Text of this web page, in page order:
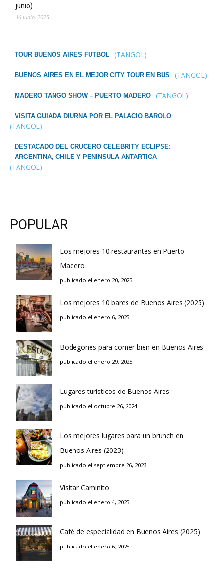
junio)
16 junio, 2025
TOUR BUENOS AIRES FUTBOL (TANGOL)
BUENOS AIRES EN EL MEJOR CITY TOUR EN BUS (TANGOL)
MADERO TANGO SHOW – PUERTO MADERO (TANGOL)
VISITA GUIADA DIURNA POR EL PALACIO BAROLO
(TANGOL)
DESTACADO DEL CRUCERO CELEBRITY ECLIPSE:
ARGENTINA, CHILE Y PENINSULA ANTARTICA
(TANGOL)
POPULAR
Los mejores 10 restaurantes en Puerto
Madero
publicado el enero 20, 2025
Los mejores 10 bares de Buenos Aires (2025)
publicado el enero 6, 2025
Bodegones para comer bien en Buenos Aires
publicado el enero 29, 2025
Lugares turísticos de Buenos Aires
publicado el octubre 26, 2024
Los mejores lugares para un brunch en
Buenos Aires (2023)
publicado el septiembre 26, 2023
Visitar Caminito
publicado el enero 4, 2025
Café de especialidad en Buenos Aires (2025)
publicado el enero 6, 2025